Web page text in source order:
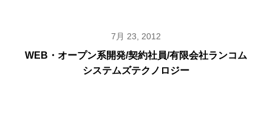
7月 23, 2012
WEB・オープン系開発/契約社員/有限会社ランコム
システムズテクノロジー